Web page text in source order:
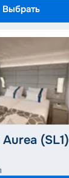
Выбрать
(SL1)